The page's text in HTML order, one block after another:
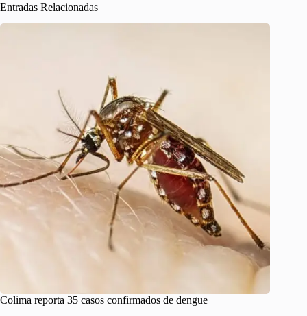
Entradas Relacionadas
Colima reporta 35 casos confirmados de dengue